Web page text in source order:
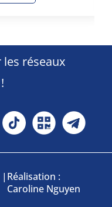
les réseaux
| Réalisation :
Caroline Nguyen